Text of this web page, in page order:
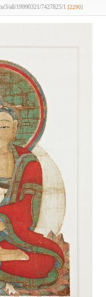
3/all/19990321/7427825/1 [2290]